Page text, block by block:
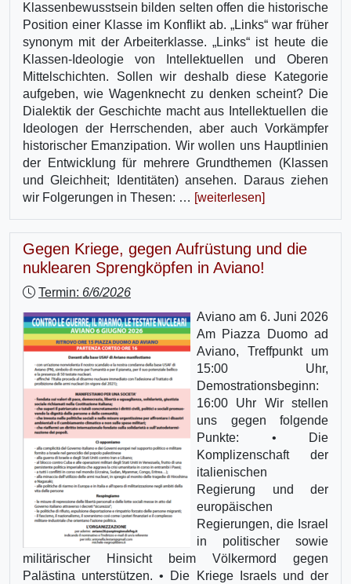
Klassenbewusstsein bilden selten offen die historische
Position einer Klasse im Konflikt ab. „Links“ war früher
synonym mit der Arbeiterklasse. „Links“ ist heute die
Klassen-Ideologie von Intellektuellen und Oberen
Mittelschichten. Sollen wir deshalb diese Kategorie
aufgeben, wie Wagenknecht zu denken scheint? Die
Dialektik der Geschichte macht aus Intellektuellen die
Ideologen der Herrschenden, aber auch Vorkämpfer
historischer Emanzipation. Wir wollen uns Hauptlinien
der Entwicklung für mehrere Grundthemen (Klassen
und Gleichheit; Identitäten) ansehen. Daraus ziehen
wir Folgerungen in Thesen: … [weiterlesen]
Gegen Kriege, gegen Aufrüstung und die
nuklearen Sprengköpfen in Aviano!
Termin: 6/6/2026
Aviano am 6. Juni 2026
Am Piazza Duomo ad
Aviano, Treffpunkt um
15:00 Uhr,
Demostrationsbeginn:
16:00 Uhr Wir stellen
uns gegen folgende
Punkte: • Die
Komplizenschaft der
italienischen
Regierung und der
europäischen
Regierungen, die Israel
in politischer sowie
militärischer Hinsicht beim Völkermord gegen
Palästina unterstützen. • Die Kriege Israels und der